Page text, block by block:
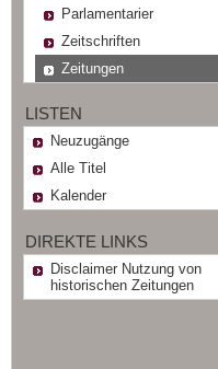
Parlamentarier
Zeitschriften
Zeitungen
LISTEN
Neuzugänge
Alle Titel
Kalender
DIREKTE LINKS
Disclaimer Nutzung von
historischen Zeitungen